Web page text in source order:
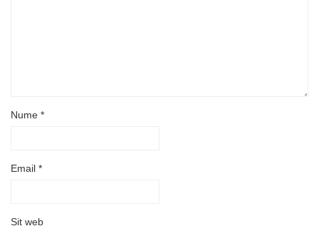
Nume *
Email *
Sit web